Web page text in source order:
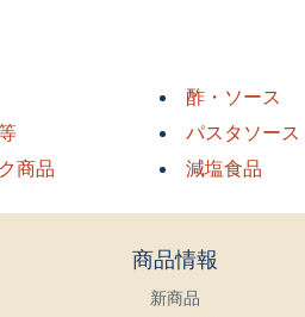
酢・ソース
パスタソース
商品 減塩食品
商品情報
新商品